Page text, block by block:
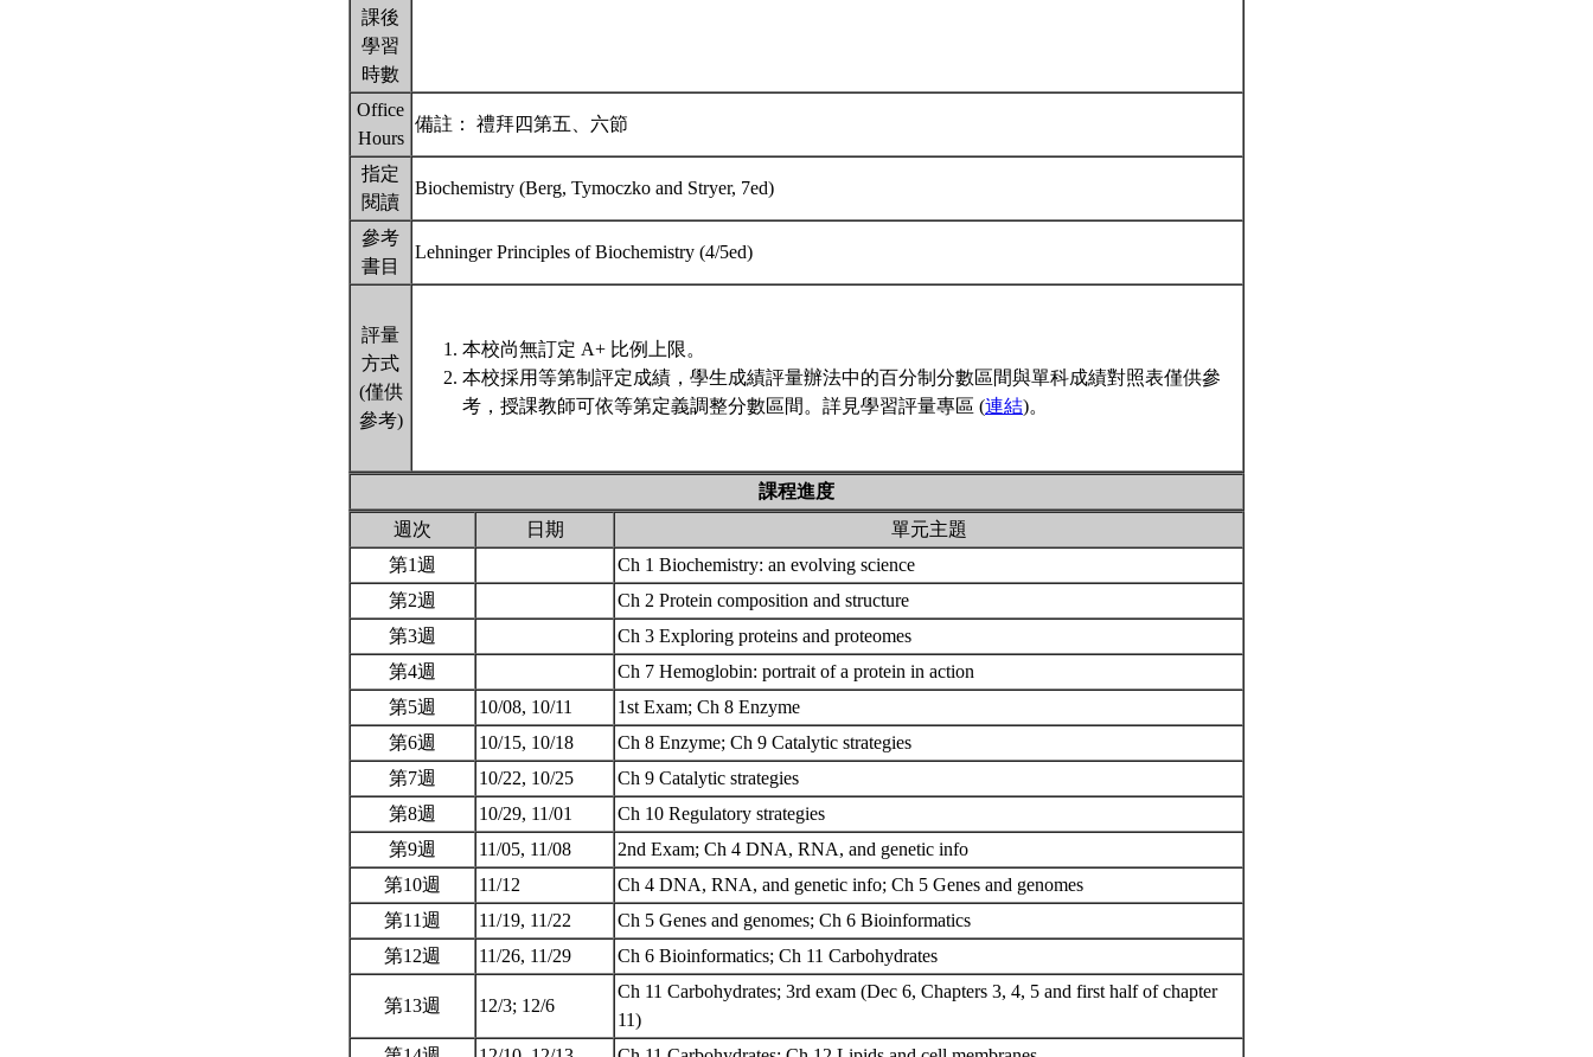
課後
學習
時數
Office
Hours
備註： 禮拜四第五、六節
指定
閱讀
Biochemistry (Berg, Tymoczko and Stryer, 7ed)
參考
書目
Lehninger Principles of Biochemistry (4/5ed)
評量
方式
(僅供
參考)
本校尚無訂定 A+ 比例上限。
本校採用等第制評定成績，學生成績評量辦法中的百分制分數區間與單科成績對照表僅供參
考，授課教師可依等第定義調整分數區間。詳見學習評量專區 (連結)。
課程進度
週次
日期
單元主題
第1週
Ch 1 Biochemistry: an evolving science
第2週
Ch 2 Protein composition and structure
第3週
Ch 3 Exploring proteins and proteomes
第4週
Ch 7 Hemoglobin: portrait of a protein in action
第5週
10/08, 10/11
1st Exam; Ch 8 Enzyme
第6週
10/15, 10/18
Ch 8 Enzyme; Ch 9 Catalytic strategies
第7週
10/22, 10/25
Ch 9 Catalytic strategies
第8週
10/29, 11/01
Ch 10 Regulatory strategies
第9週
11/05, 11/08
2nd Exam; Ch 4 DNA, RNA, and genetic info
第10週
11/12
Ch 4 DNA, RNA, and genetic info; Ch 5 Genes and genomes
第11週
11/19, 11/22
Ch 5 Genes and genomes; Ch 6 Bioinformatics
第12週
11/26, 11/29 Ch 6 Bioinformatics; Ch 11 Carbohydrates
第13週 12/3; 12/6
Ch 11 Carbohydrates; 3rd exam (Dec 6, Chapters 3, 4, 5 and first half of chapter
11)